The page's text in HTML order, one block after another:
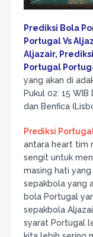
Prediksi Bola
Portugal Vs
Aljazair,
Portugal
yang akan di
Pukul 02: 15
dan Benfica
Prediksi
antara heart tim
sengit untuk
masing hati
sepakbola yang
bola Portugal
sepakbola
syarat Portugal